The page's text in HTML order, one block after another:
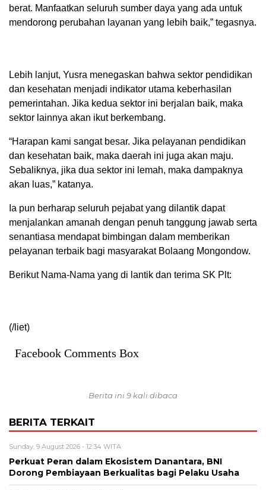
berat. Manfaatkan seluruh sumber daya yang ada untuk
mendorong perubahan layanan yang lebih baik,” tegasnya.
Lebih lanjut, Yusra menegaskan bahwa sektor pendidikan
dan kesehatan menjadi indikator utama keberhasilan
pemerintahan. Jika kedua sektor ini berjalan baik, maka
sektor lainnya akan ikut berkembang.
“Harapan kami sangat besar. Jika pelayanan pendidikan
dan kesehatan baik, maka daerah ini juga akan maju.
Sebaliknya, jika dua sektor ini lemah, maka dampaknya
akan luas,” katanya.
Ia pun berharap seluruh pejabat yang dilantik dapat
menjalankan amanah dengan penuh tanggung jawab serta
senantiasa mendapat bimbingan dalam memberikan
pelayanan terbaik bagi masyarakat Bolaang Mongondow.
Berikut Nama-Nama yang di lantik dan terima SK Plt:
(/liet)
Facebook Comments Box
Berita ini 9 kali dibaca
BERITA TERKAIT
Sunday, 9 August 2026 - 12:34 WITA
Perkuat Peran dalam Ekosistem Danantara, BNI
Dorong Pembiayaan Berkualitas bagi Pelaku Usaha